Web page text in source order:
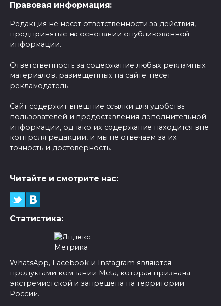
Правовая информация:
Редакция не несет ответственности за действия,
предпринятые на основании опубликованной
информации.
Ответственность за содержание любых рекламных
материалов, размещенных на сайте, несет
рекламодатель.
Сайт содержит внешние ссылки для удобства
пользователей и предоставления дополнительной
информации, однако их содержание находится вне
контроля редакции, и мы не отвечаем за их
точность и достоверность.
Читайте и смотрите нас:
Статистика:
WhatsApp, Facebook и Instagram являются
продуктами компании Meta, которая признана
экстремистской и запрещена на территории
России.